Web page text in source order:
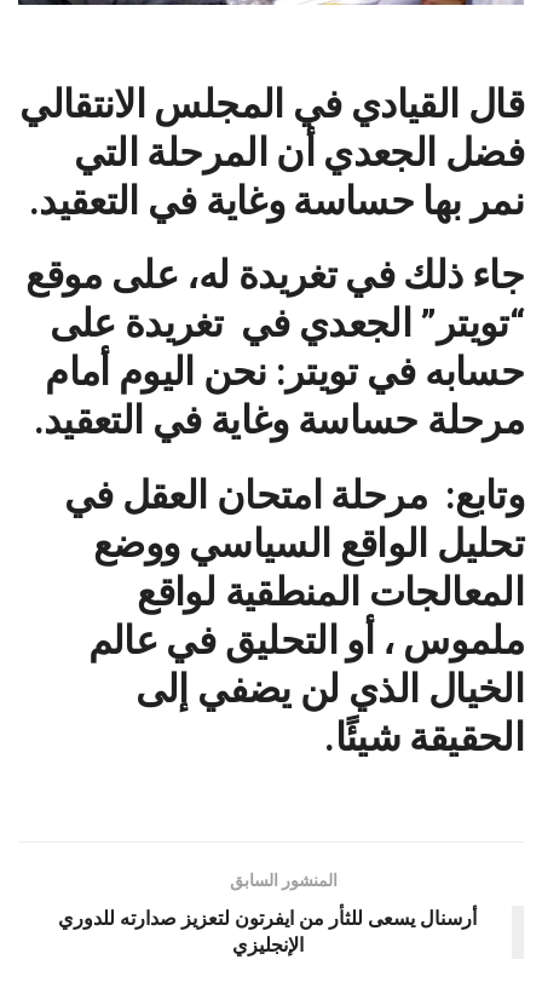
قال القيادي في المجلس الانتقالي
فضل الجعدي أن المرحلة التي
نمر بها حساسة وغاية في التعقيد.
جاء ذلك في تغريدة له، على موقع
“تويتر” الجعدي في تغريدة على
حسابه في تويتر: نحن اليوم أمام
مرحلة حساسة وغاية في التعقيد.
وتابع: مرحلة امتحان العقل في
تحليل الواقع السياسي ووضع
المعالجات المنطقية لواقع
ملموس ، أو التحليق في عالم
الخيال الذي لن يضفي إلى
الحقيقة شيئًا.
المنشور السابق
أرسنال يسعى للثأر من ايفرتون لتعزيز صدارته للدوري
الإنجليزي